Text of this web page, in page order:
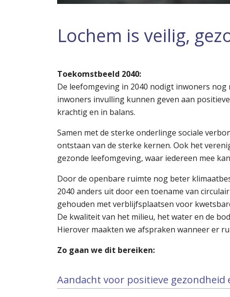
Lochem is veilig,
Toekomstbeeld 2040:
De leefomgeving in 2040 nodigt inwoners
inwoners invulling kunnen geven aan
krachtig en in balans.
Samen met de sterke onderlinge sociale
ontstaan van de sterke kernen. Ook het
gezonde leefomgeving, waar iedereen mee
Door de openbare ruimte nog beter
2040 anders uit door een toename van
gehouden met verblijfsplaatsen voor
De kwaliteit van het milieu, het water en de
Hierover maakten we afspraken wanneer er
Zo gaan we dit bereiken:
Aandacht voor positieve gezondheid